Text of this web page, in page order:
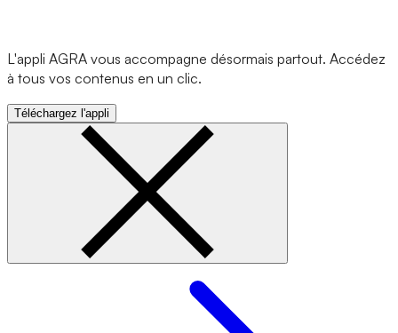
L'appli AGRA vous accompagne désormais partout. Accédez
à tous vos contenus en un clic.
Téléchargez l'appli